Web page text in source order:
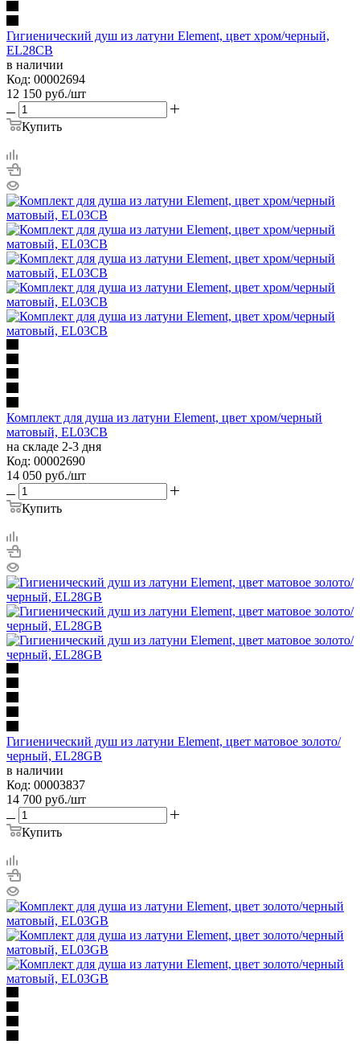
Гигиенический душ из латуни Element, цвет хром/черный,
EL28CB
в наличии
Код: 00002694
12 150 руб./шт
Купить
Комплект для душа из латуни Element, цвет хром/черный
матовый, EL03CB
на складе 2-3 дня
Код: 00002690
14 050 руб./шт
Купить
Гигиенический душ из латуни Element, цвет матовое золото/
черный, EL28GB
в наличии
Код: 00003837
14 700 руб./шт
Купить